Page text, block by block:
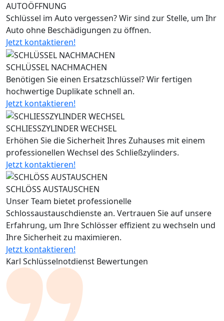
AUTOÖFFNUNG
Schlüssel im Auto vergessen? Wir sind zur Stelle, um Ihr
Auto ohne Beschädigungen zu öffnen.
Jetzt kontaktieren!
SCHLÜSSEL NACHMACHEN
Benötigen Sie einen Ersatzschlüssel? Wir fertigen
hochwertige Duplikate schnell an.
Jetzt kontaktieren!
SCHLIESSZYLINDER WECHSEL
Erhöhen Sie die Sicherheit Ihres Zuhauses mit einem
professionellen Wechsel des Schließzylinders.
Jetzt kontaktieren!
SCHLÖSS AUSTAUSCHEN
Unser Team bietet professionelle
Schlossaustauschdienste an. Vertrauen Sie auf unsere
Erfahrung, um Ihre Schlösser effizient zu wechseln und
Ihre Sicherheit zu maximieren.
Jetzt kontaktieren!
Karl Schlüsselnotdienst Bewertungen